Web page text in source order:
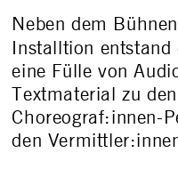
Neben dem
Installtion
eine Fülle von
Textmaterial zu
Choreograf:innen-
den